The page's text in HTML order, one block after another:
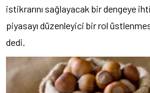
istikrarını sağlayacak bir dengeye
piyasayı düzenleyici bir rol
dedi.